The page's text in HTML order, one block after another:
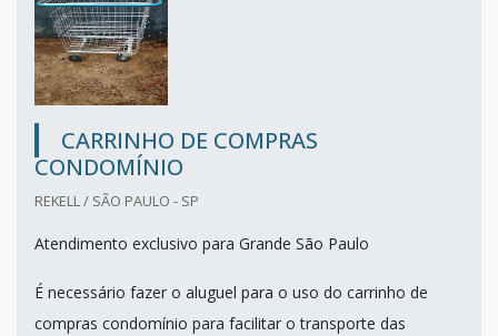
CARRINHO DE COMPRAS
CONDOMÍNIO
REKELL / SÃO PAULO - SP
Atendimento exclusivo para Grande São Paulo
É necessário fazer o aluguel para o uso do carrinho de
compras condomínio para facilitar o transporte das